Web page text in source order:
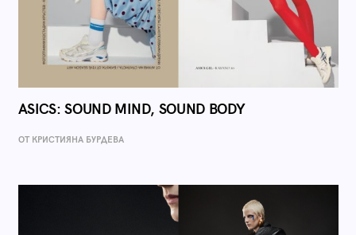
ASICS: SOUND MIND, SOUND BODY
ОТ КРИСТИЯНА БУРДЕВА